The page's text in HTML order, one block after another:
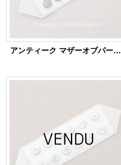
アンティーク マザーオブパール製 極小 ボタン 6mm 12ピース シェルボタン チャコールグレー